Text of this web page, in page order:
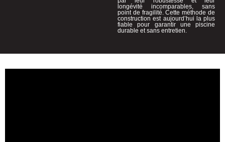
longévité incomparables, sans
point de fragilité. Cette méthode de
construction est aujourd’hui la plus
fiable pour garantir une piscine
durable et sans entretien.